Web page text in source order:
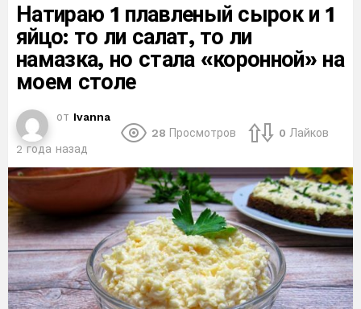
Натираю 1 плавленый сырок и 1
яйцо: то ли салат, то ли
намазка, но стала «коронной» на
моем столе
от Ivanna
2 года назад
28 Просмотров 0 Лайков